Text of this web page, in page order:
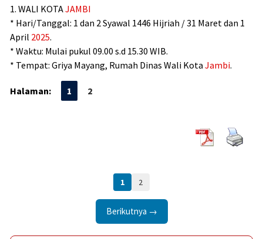
1. WALI KOTAJAMBI
* Hari/Tanggal: 1 dan 2 Syawal 1446 Hijriah / 31 Maret dan 1
April 2025.
* Waktu: Mulai pukul 09.00 s.d 15.30 WIB.
* Tempat: Griya Mayang, Rumah Dinas Wali Kota Jambi.
Halaman: 1 2
1 2
Berikutnya →